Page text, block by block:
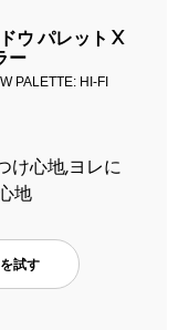
ウ パレット X
ー
PALETTE: HI-FI
地
試す